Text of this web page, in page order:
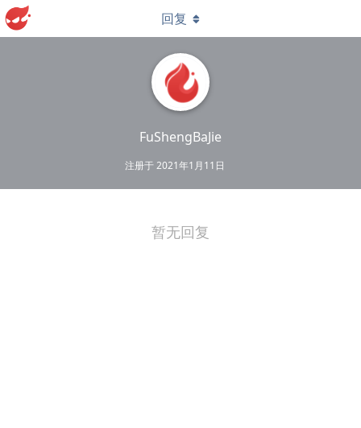
FuShengBaJie
注册于2021年1月11日
回复
暂无回复